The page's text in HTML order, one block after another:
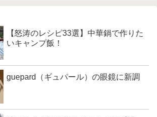
【怒涛のレシピ33選】中華鍋で作りた
いキャンプ飯！
guepard（ギュパール）の眼鏡に新調